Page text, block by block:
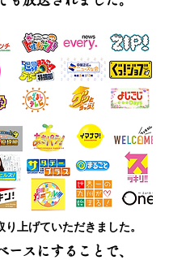
上げていただきました。
ースにすることで、